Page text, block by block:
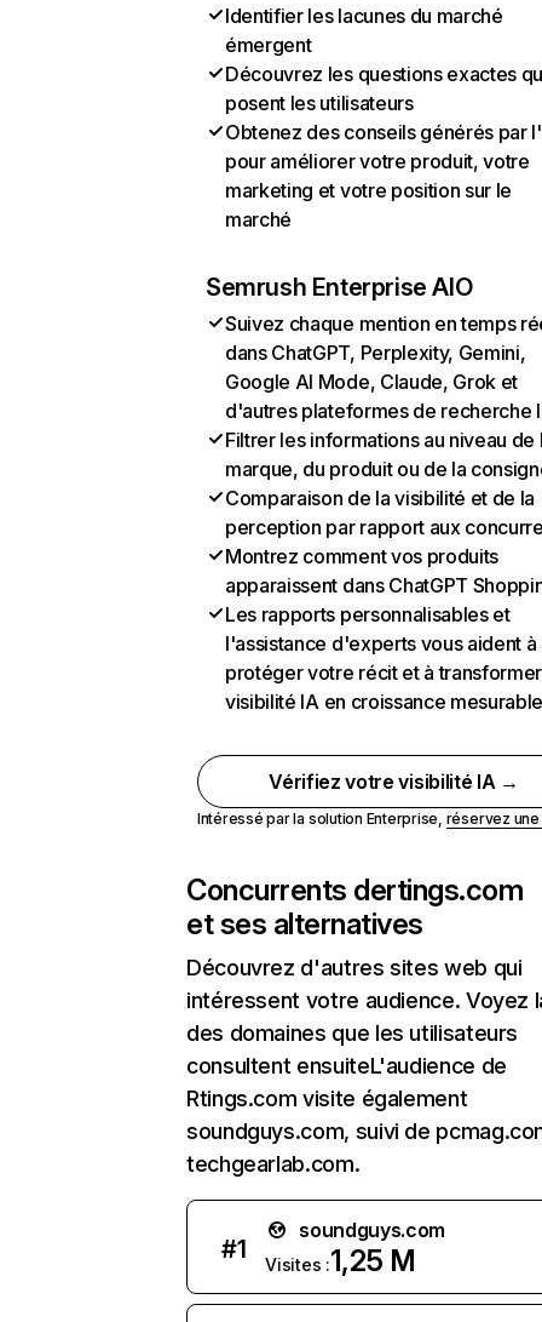
Identifier les lacunes du marché
émergent
Découvrez les questions exactes
posent les utilisateurs
Obtenez des conseils générés par
pour améliorer votre produit, votre
marketing et votre position sur le
marché
Semrush Enterprise AIO
Suivez chaque mention en temps
dans ChatGPT, Perplexity, Gemini,
Google AI Mode, Claude, Grok et
d'autres plateformes de recherche
Filtrer les informations au niveau de
marque, du produit ou de la
Comparaison de la visibilité et de la
perception par rapport aux
Montrez comment vos produits
apparaissent dans ChatGPT
Les rapports personnalisables et
l'assistance d'experts vous aident à
protéger votre récit et à
visibilité IA en croissance
Vérifiez votre visibilité IA →
Intéressé par la solution Enterprise, réservez
Concurrents dertings.com
et ses alternatives
Découvrez d'autres sites web qui
intéressent votre audience. Voyez
des domaines que les utilisateurs
consultent ensuiteL'audience de
Rtings.com visite également
soundguys.com, suivi de
techgearlab.com.
#1
soundguys.com
Visites :1,25 M